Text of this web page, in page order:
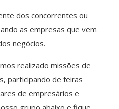
dos concorrentes ou
as empresas que vem
negócios.
realizado missões de
participando de feiras
de empresários e